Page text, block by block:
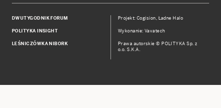
DWUTYGODNIK FORUM
POLITYKA INSIGHT
LEŚNICZÓWKA NIBORK
Projekt:Cogision, Ładne Halo
Wykonanie: Vavatech
Prawa autorskie © POLITYKA Sp. z
o.o. S.K.A.